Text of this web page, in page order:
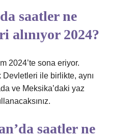
saatler ne
alınıyor 2024?
2024’te sona eriyor.
ile birlikte, aynı
ve Meksika’daki yaz
saatler ne